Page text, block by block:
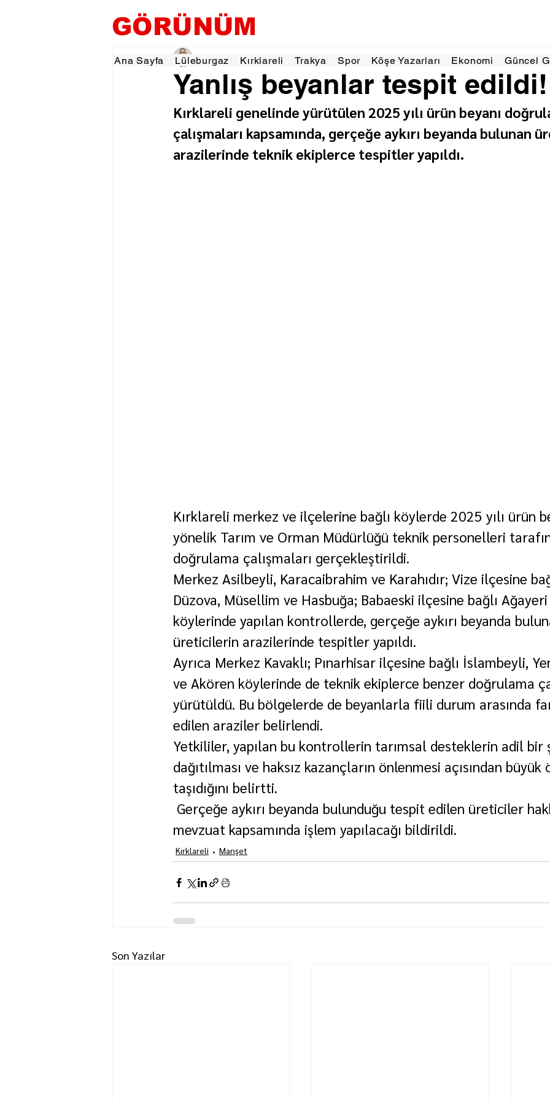
GÖRÜNÜM
Ana Sayfa Lüleburgaz Kırklareli Trakya Spor Köşe Yazarları Ekonomi Güncel
Yanlış beyanlar tespit edildi!
Hamza Dalgıç 3 Eki 2025 1 dakikada okunur
Kırklareli genelinde yürütülen 2025 yılı ürün beyanı
çalışmaları kapsamında, gerçeğe aykırı beyanda bulunan
arazilerinde teknik ekiplerce tespitler yapıldı.
Kırklareli merkez ve ilçelerine bağlı köylerde 2025 yılı ürün
yönelik Tarım ve Orman Müdürlüğü teknik personelleri
doğrulama çalışmaları gerçekleştirildi.
Merkez Asilbeyli, Karacaibrahim ve Karahıdır; Vize ilçesine
Düzova, Müsellim ve Hasbuğa; Babaeski ilçesine bağlı
köylerinde yapılan kontrollerde, gerçeğe aykırı beyanda
üreticilerin arazilerinde tespitler yapıldı.
Ayrıca Merkez Kavaklı; Pınarhisar ilçesine bağlı İslambeyli,
ve Akören köylerinde de teknik ekiplerce benzer doğrulama
yürütüldü. Bu bölgelerde de beyanlarla fiili durum arasında
edilen araziler belirlendi.
Yetkililer, yapılan bu kontrollerin tarımsal desteklerin adil bir
dağıtılması ve haksız kazançların önlenmesi açısından büyük
taşıdığını belirtti.
Gerçeğe aykırı beyanda bulunduğu tespit edilen üreticiler
mevzuat kapsamında işlem yapılacağı bildirildi.
Kırklareli Manşet
Son Yazılar